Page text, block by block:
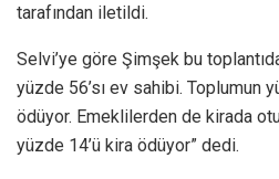
tarafından iletildi.
Selvi’ye göre Şimşek bu
yüzde 56’sı ev sahibi. Toplumun
ödüyor. Emeklilerden de kirada
yüzde 14’ü kira ödüyor” dedi.